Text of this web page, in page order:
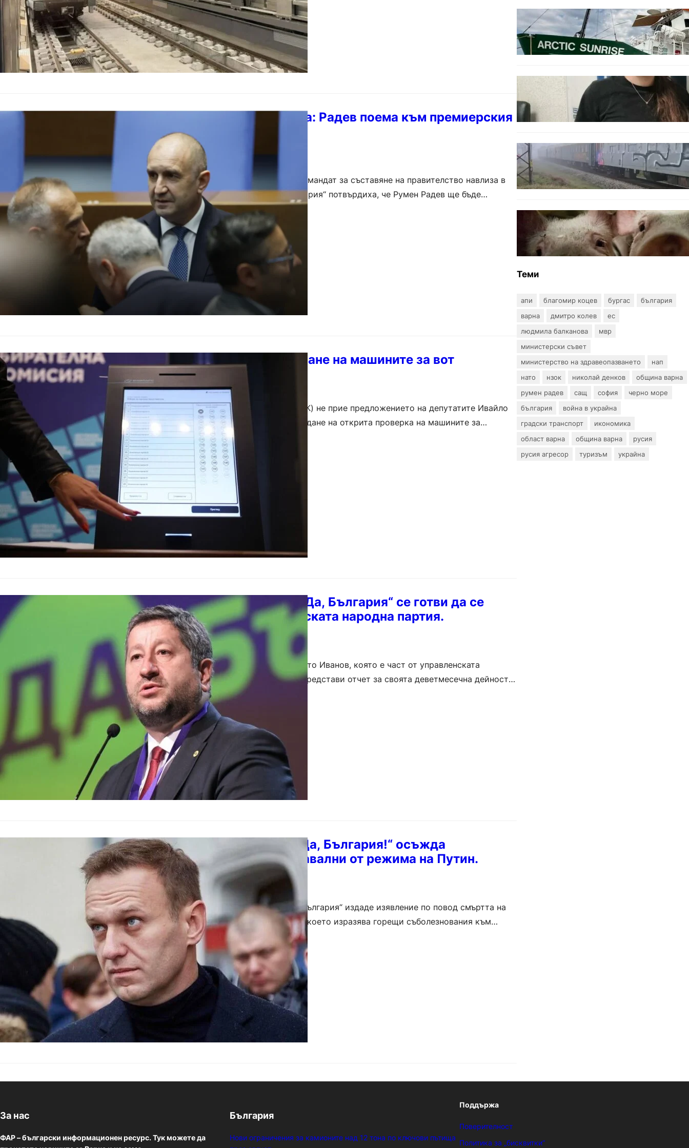
Обратното броене започна: Радев поема към премиерския
пост
България–03.05.2026
Подготовката за връчването на първия мандат за съставяне на правителство навлиза в
решаваща фаза. От „Прогресивна България“ потвърдиха, че Румен Радев ще бъде
предложен за министър-председател и ще получи мандата…
ЦИК отказа открито тестване на машините за вот
България
Централната избирателна комисия (ЦИК) не прие предложението на депутатите Ивайло
Мирчев и Божидар Божанов за провеждане на открита проверка на машините за
гласуване. Идеята беше чрез публично тестване да се…
Политическо семейство „Да, България“ се готви да се
присъедини към Европейската народна партия.
България –08.03.2024
Политическата формация с лидер Христо Иванов, която е част от управленската
структура на страната в момента, ще представи отчет за своята деветмесечна дейност.
Очаква се тя да потвърди приоритетите, с…
Националният съвет на „Да, България!“ осъжда
убийството на Алексей Навални от режима на Путин.
България – 18.02.2024
Националният съвет на партията „Да, България“ издаде изявление по повод смъртта на
руския опозиционер Алексей Навални, което изразява горещи съболезнования към
неговите близки и съмишленици. В изявлението се осъжда убийството…
БЪЛГАРИЯ
Корабът на „Грийнпийс“
пристигна във Варна с
кампания за опазване на
Черно море
ОБЩЕСТВО
Варненска ученичка създаде
интерактивна карта за сигнали
за проблеми с боклука
ОБЩЕСТВО
Бързият влак София – Варна
блъсна и уби жена край гара
Бутово
БЪЛГАРИЯ
БАБХ регистрира огнище на
африканска чума по свинете в
стопанство край Варна
Теми
апи благомир коцев бургас
българия
варна
дмитро колев
ес
людмила балканова
мвр
министерски съвет
министерство на здравеопазването
нап
нато
нзок николай денков
община варна
румен радев
сащ софия
черно море
българия
война в украйна
градски транспорт
икономика
област варна
община варна
русия
русия агресор
туризъм украйна
За нас
ФАР – български информационен ресурс. Тук можете да
България
Нови ограничения за камионите над 12 тона по ключови пътища
Поддържа
Поверителност
Политика за „бисквитки“